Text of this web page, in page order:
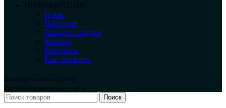
ИНФОРМАЦИЯ
О нас
Наш блог
Акции и скидки
Каталог
Контакты
Как оплатить
Интернет магазин Cosmo
Принимаем все виды оплаты.
Поиск